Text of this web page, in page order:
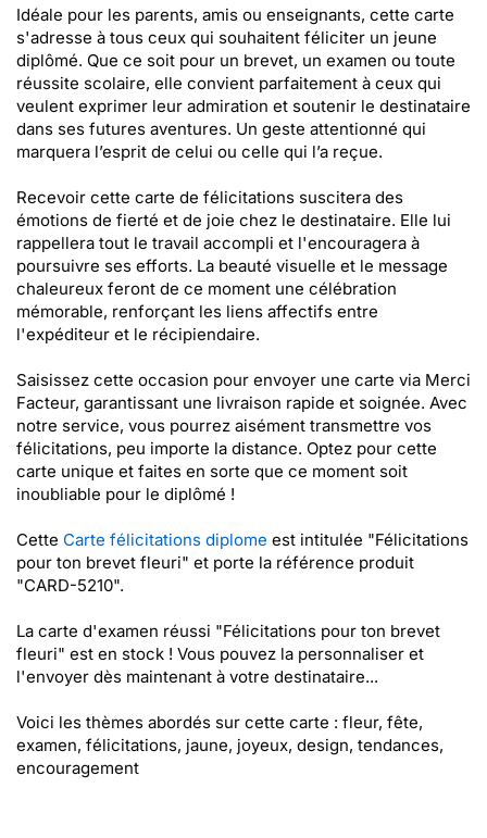
Idéale pour les parents, amis ou enseignants, cette carte
s'adresse à tous ceux qui souhaitent féliciter un jeune
diplômé. Que ce soit pour un brevet, un examen ou toute
réussite scolaire, elle convient parfaitement à ceux qui
veulent exprimer leur admiration et soutenir le destinataire
dans ses futures aventures. Un geste attentionné qui
marquera l’esprit de celui ou celle qui l’a reçue.
Recevoir cette carte de félicitations suscitera des
émotions de fierté et de joie chez le destinataire. Elle lui
rappellera tout le travail accompli et l'encouragera à
poursuivre ses efforts. La beauté visuelle et le message
chaleureux feront de ce moment une célébration
mémorable, renforçant les liens affectifs entre
l'expéditeur et le récipiendaire.
Saisissez cette occasion pour envoyer une carte via Merci
Facteur, garantissant une livraison rapide et soignée. Avec
notre service, vous pourrez aisément transmettre vos
félicitations, peu importe la distance. Optez pour cette
carte unique et faites en sorte que ce moment soit
inoubliable pour le diplômé !
Cette Carte félicitations diplome est intitulée "Félicitations
pour ton brevet fleuri" et porte la référence produit
"CARD-5210".
La carte d'examen réussi "Félicitations pour ton brevet
fleuri" est en stock ! Vous pouvez la personnaliser et
l'envoyer dès maintenant à votre destinataire...
Voici les thèmes abordés sur cette carte : fleur, fête,
examen, félicitations, jaune, joyeux, design, tendances,
encouragement